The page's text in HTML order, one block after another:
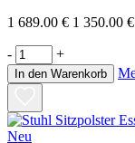
1 689.00 € 1 350.00 €
- +
In den Warenkorb